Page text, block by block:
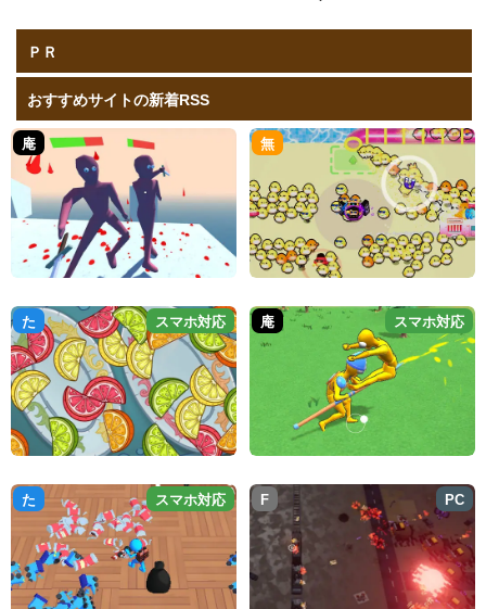
ＰＲ
おすすめサイトの新着RSS
庵 無
た スマホ対応 庵 スマホ対応
た スマホ対応 F PC